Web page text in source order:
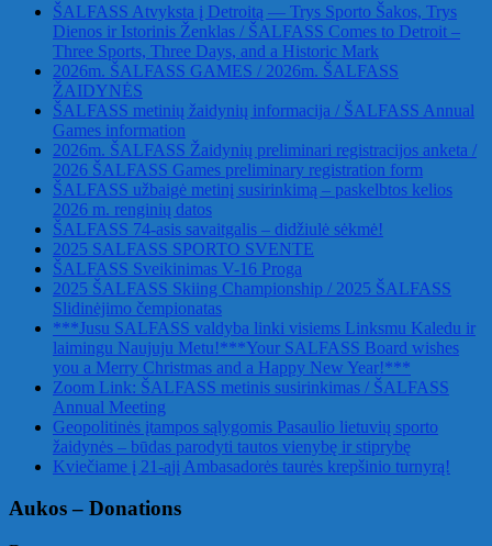
ŠALFASS Atvyksta į Detroitą — Trys Sporto Šakos, Trys
Dienos ir Istorinis Ženklas / ŠALFASS Comes to Detroit –
Three Sports, Three Days, and a Historic Mark
2026m. ŠALFASS GAMES / 2026m. ŠALFASS
ŽAIDYNĖS
ŠALFASS metinių žaidynių informacija / ŠALFASS Annual
Games information
2026m. ŠALFASS Žaidynių preliminari registracijos anketa /
2026 ŠALFASS Games preliminary registration form
ŠALFASS užbaigė metinį susirinkimą – paskelbtos kelios
2026 m. renginių datos
ŠALFASS 74-asis savaitgalis – didžiulė sėkmė!
2025 SALFASS SPORTO SVENTE
ŠALFASS Sveikinimas V-16 Proga
2025 ŠALFASS Skiing Championship / 2025 ŠALFASS
Slidinėjimo čempionatas
***Jusu SALFASS valdyba linki visiems Linksmu Kaledu ir
laimingu Naujuju Metu!***Your SALFASS Board wishes
you a Merry Christmas and a Happy New Year!***
Zoom Link: ŠALFASS metinis susirinkimas / ŠALFASS
Annual Meeting
Geopolitinės įtampos sąlygomis Pasaulio lietuvių sporto
žaidynės – būdas parodyti tautos vienybę ir stiprybę
Kviečiame į 21-ąjį Ambasadorės taurės krepšinio turnyrą!
Aukos – Donations